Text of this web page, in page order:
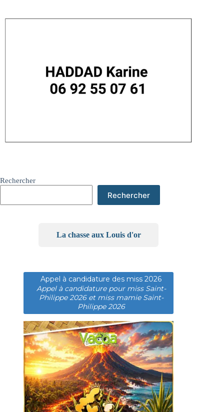
Rechercher
Rechercher
La chasse aux Louis d'or
Appel à candidature des miss 2026
Appel à candidature pour miss Saint-
Philippe 2026 et miss mamie Saint-
Philippe 2026